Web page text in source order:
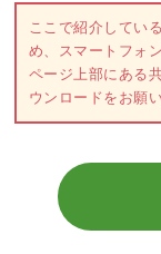
ここで紹介してい
め、スマートフォ
ページ上部にある
ウンロードをお願